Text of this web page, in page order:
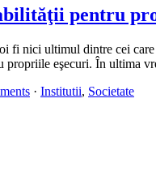
pentru
nici ultimul dintre cei care
propriile eşecuri. În ultima
· Institutii, Societate